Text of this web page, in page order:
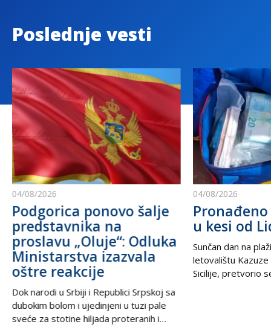
Poslednje vesti
04/08/2026
Podgorica ponovo šalje
predstavnika na
proslavu „Oluje“: Odluka
Ministarstva izazvala
oštre reakcije
Dok narodi u Srbiji i Republici Srpskoj sa
dubokim bolom i ujedinjeni u tuzi pale
sveće za stotine hiljada proteranih i
04/08/2026
Pronađeno
u kesi od
Sunčan dan na
letovalištu Kazuze
Sicilije, pretvorio